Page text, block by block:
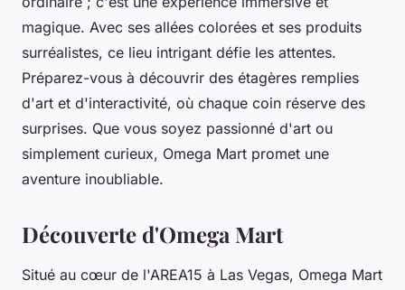
magique. Avec ses allées colorées et ses produits
surréalistes, ce lieu intrigant défie les attentes.
Préparez-vous à découvrir des étagères remplies
d'art et d'interactivité, où chaque coin réserve des
surprises. Que vous soyez passionné d'art ou
simplement curieux, Omega Mart promet une
aventure inoubliable.
Découverte d'Omega Mart
Situé au cœur de l'AREA15 à Las Vegas, Omega Mart